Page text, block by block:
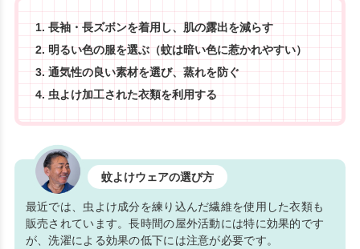
長袖・長ズボンを着用し、肌の露出を減らす
明るい色の服を選ぶ（蚊は暗い色に惹かれやすい）
通気性の良い素材を選び、蒸れを防ぐ
虫よけ加工された衣類を利用する
蚊よけウェアの選び方
最近では、虫よけ成分を練り込んだ繊維を使用した衣類も
販売されています。長時間の屋外活動には特に効果的です
が、洗濯による効果の低下には注意が必要です。